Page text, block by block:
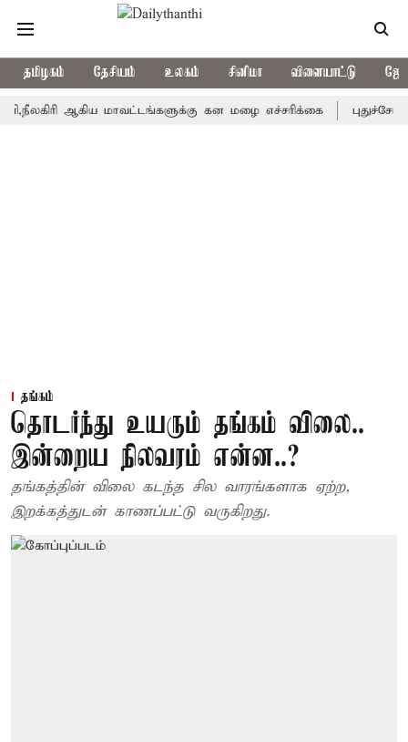
தமிழகம் தேசியம் உலகம் சினிமா விளையாட்டு
ஆகிய மாவட்டங்களுக்கு கன மழை எச்சரிக்கை புதுச்சேரி
தங்கம்
தொடர்ந்து உயரும் தங்கம் விலை..
இன்றைய நிலவரம் என்ன..?
தங்கத்தின் விலை கடந்த சில வாரங்களாக ஏற்ற,
இறக்கத்துடன் காணப்பட்டு வருகிறது.